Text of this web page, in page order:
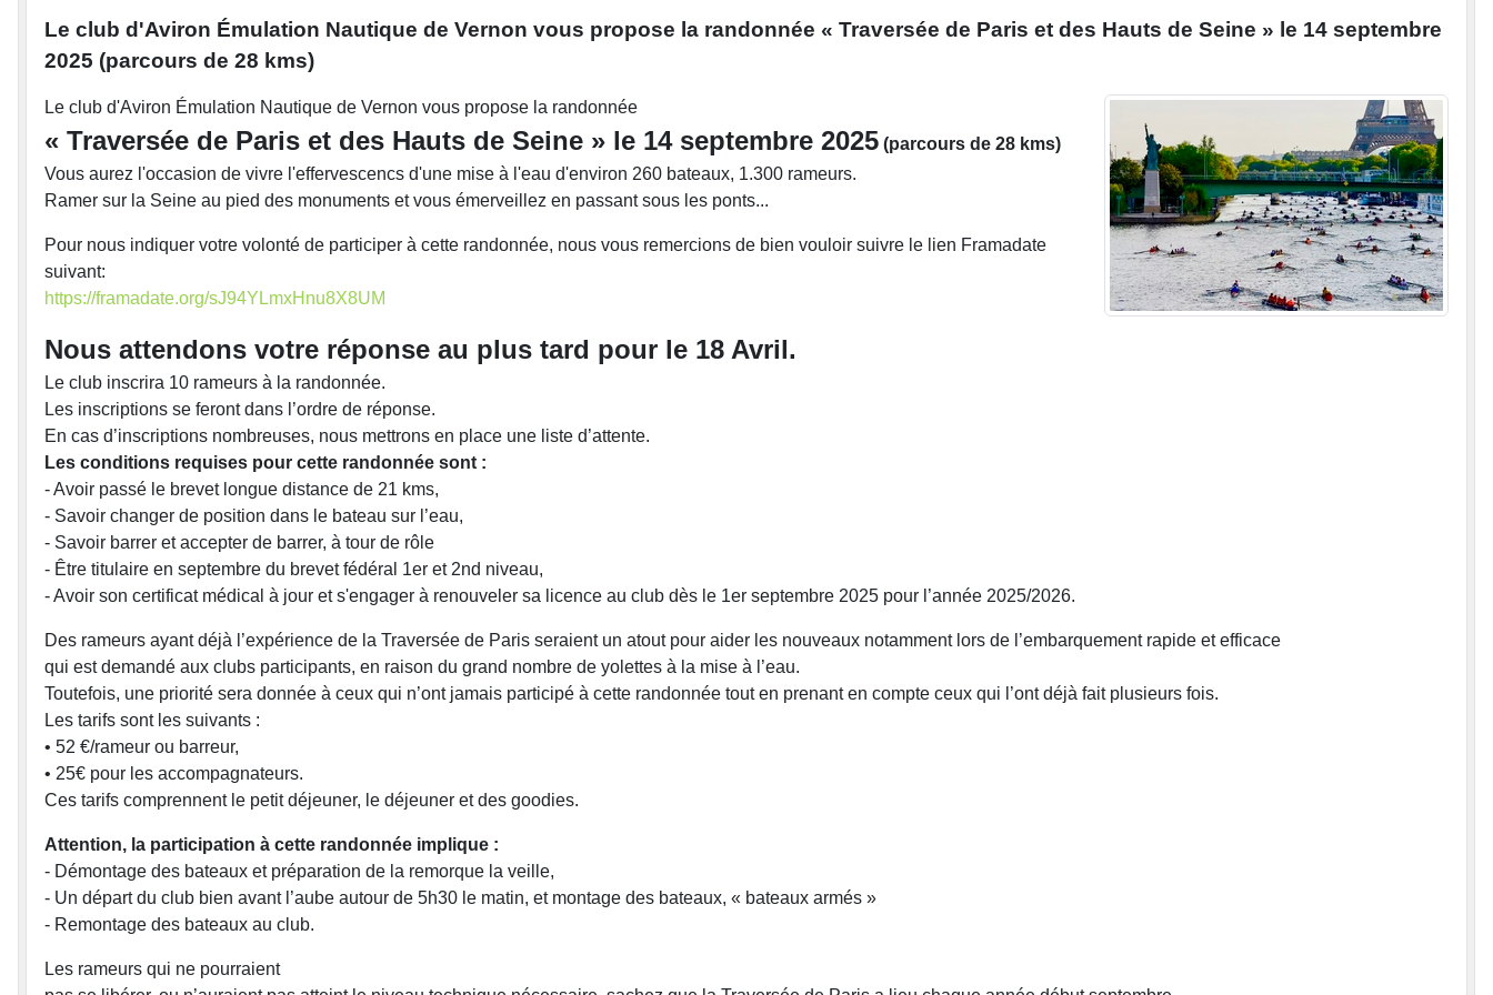
Le club d'Aviron Émulation Nautique de Vernon vous propose la randonnée « Traversée de Paris et des Hauts de Seine » le 14 septembre
2025 (parcours de 28 kms)
Le club d'Aviron Émulation Nautique de Vernon vous propose la randonnée
« Traversée de Paris et des Hauts de Seine » le 14 septembre 2025 (parcours de 28 kms)
Vous aurez l'occasion de vivre l'effervescencs d'une mise à l'eau d'environ 260 bateaux, 1.300 rameurs.
Ramer sur la Seine au pied des monuments et vous émerveillez en passant sous les ponts...
Pour nous indiquer votre volonté de participer à cette randonnée, nous vous remercions de bien vouloir suivre le lien Framadate
suivant:
https://framadate.org/sJ94YLmxHnu8X8UM
Nous attendons votre réponse au plus tard pour le 18 Avril.
Le club inscrira 10 rameurs à la randonnée.
Les inscriptions se feront dans l’ordre de réponse.
En cas d’inscriptions nombreuses, nous mettrons en place une liste d’attente.
Les conditions requises pour cette randonnée sont :
- Avoir passé le brevet longue distance de 21 kms,
- Savoir changer de position dans le bateau sur l’eau,
- Savoir barrer et accepter de barrer, à tour de rôle
- Être titulaire en septembre du brevet fédéral 1er et 2nd niveau,
- Avoir son certificat médical à jour et s'engager à renouveler sa licence au club dès le 1er septembre 2025 pour l’année 2025/2026.
Des rameurs ayant déjà l’expérience de la Traversée de Paris seraient un atout pour aider les nouveaux notamment lors de l’embarquement rapide et efficace
qui est demandé aux clubs participants, en raison du grand nombre de yolettes à la mise à l’eau.
Toutefois, une priorité sera donnée à ceux qui n’ont jamais participé à cette randonnée tout en prenant en compte ceux qui l’ont déjà fait plusieurs fois.
Les tarifs sont les suivants :
• 52 €/rameur ou barreur,
• 25€ pour les accompagnateurs.
Ces tarifs comprennent le petit déjeuner, le déjeuner et des goodies.
Attention, la participation à cette randonnée implique :
- Démontage des bateaux et préparation de la remorque la veille,
- Un départ du club bien avant l’aube autour de 5h30 le matin, et montage des bateaux, « bateaux armés »
- Remontage des bateaux au club.
Les rameurs qui ne pourraient